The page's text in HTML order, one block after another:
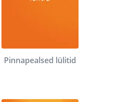
Pinnapealsed lülitid